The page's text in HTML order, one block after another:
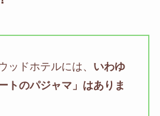
ッドホテルには、 いわゆ
トのパジャマ」はありま